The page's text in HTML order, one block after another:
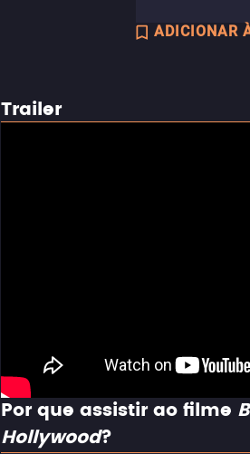
ADICIONAR
Trailer
Por que assistir ao filme
Hollywood?